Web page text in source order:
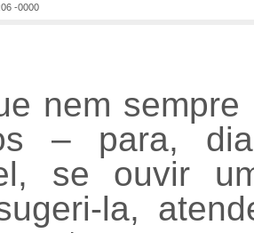
-0000
nem
– para,
se ouvir
la,